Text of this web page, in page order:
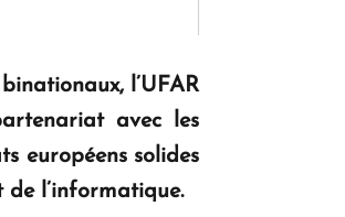
Regency
portes à Dilijan
l’UFAR
avec les
européens solides
de l’informatique.